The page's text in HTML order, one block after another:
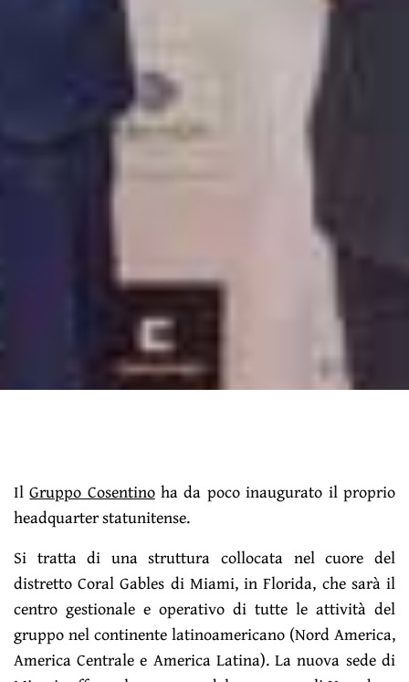
IlGruppo Cosentinoha da poco inaugurato il proprio
headquarter statunitense.
Si tratta di una struttura collocata nel cuore del
distretto Coral Gables di Miami, in Florida, che sarà il
centro gestionale e operativo di tutte le attività del
gruppo nel continente latinoamericano (Nord America,
America Centrale e America Latina). La nuova sede di